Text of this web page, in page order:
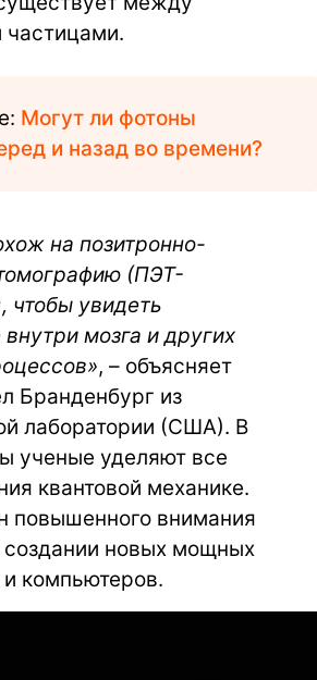
Могут ли фотоны
и назад во времени?
на позитронно-
(ПЭТ-
чтобы увидеть
мозга и других
, – объясняет
Бранденбург из
лаборатории (США). В
ученые уделяют все
квантовой механике.
повышенного внимания
создании новых мощных
компьютеров.